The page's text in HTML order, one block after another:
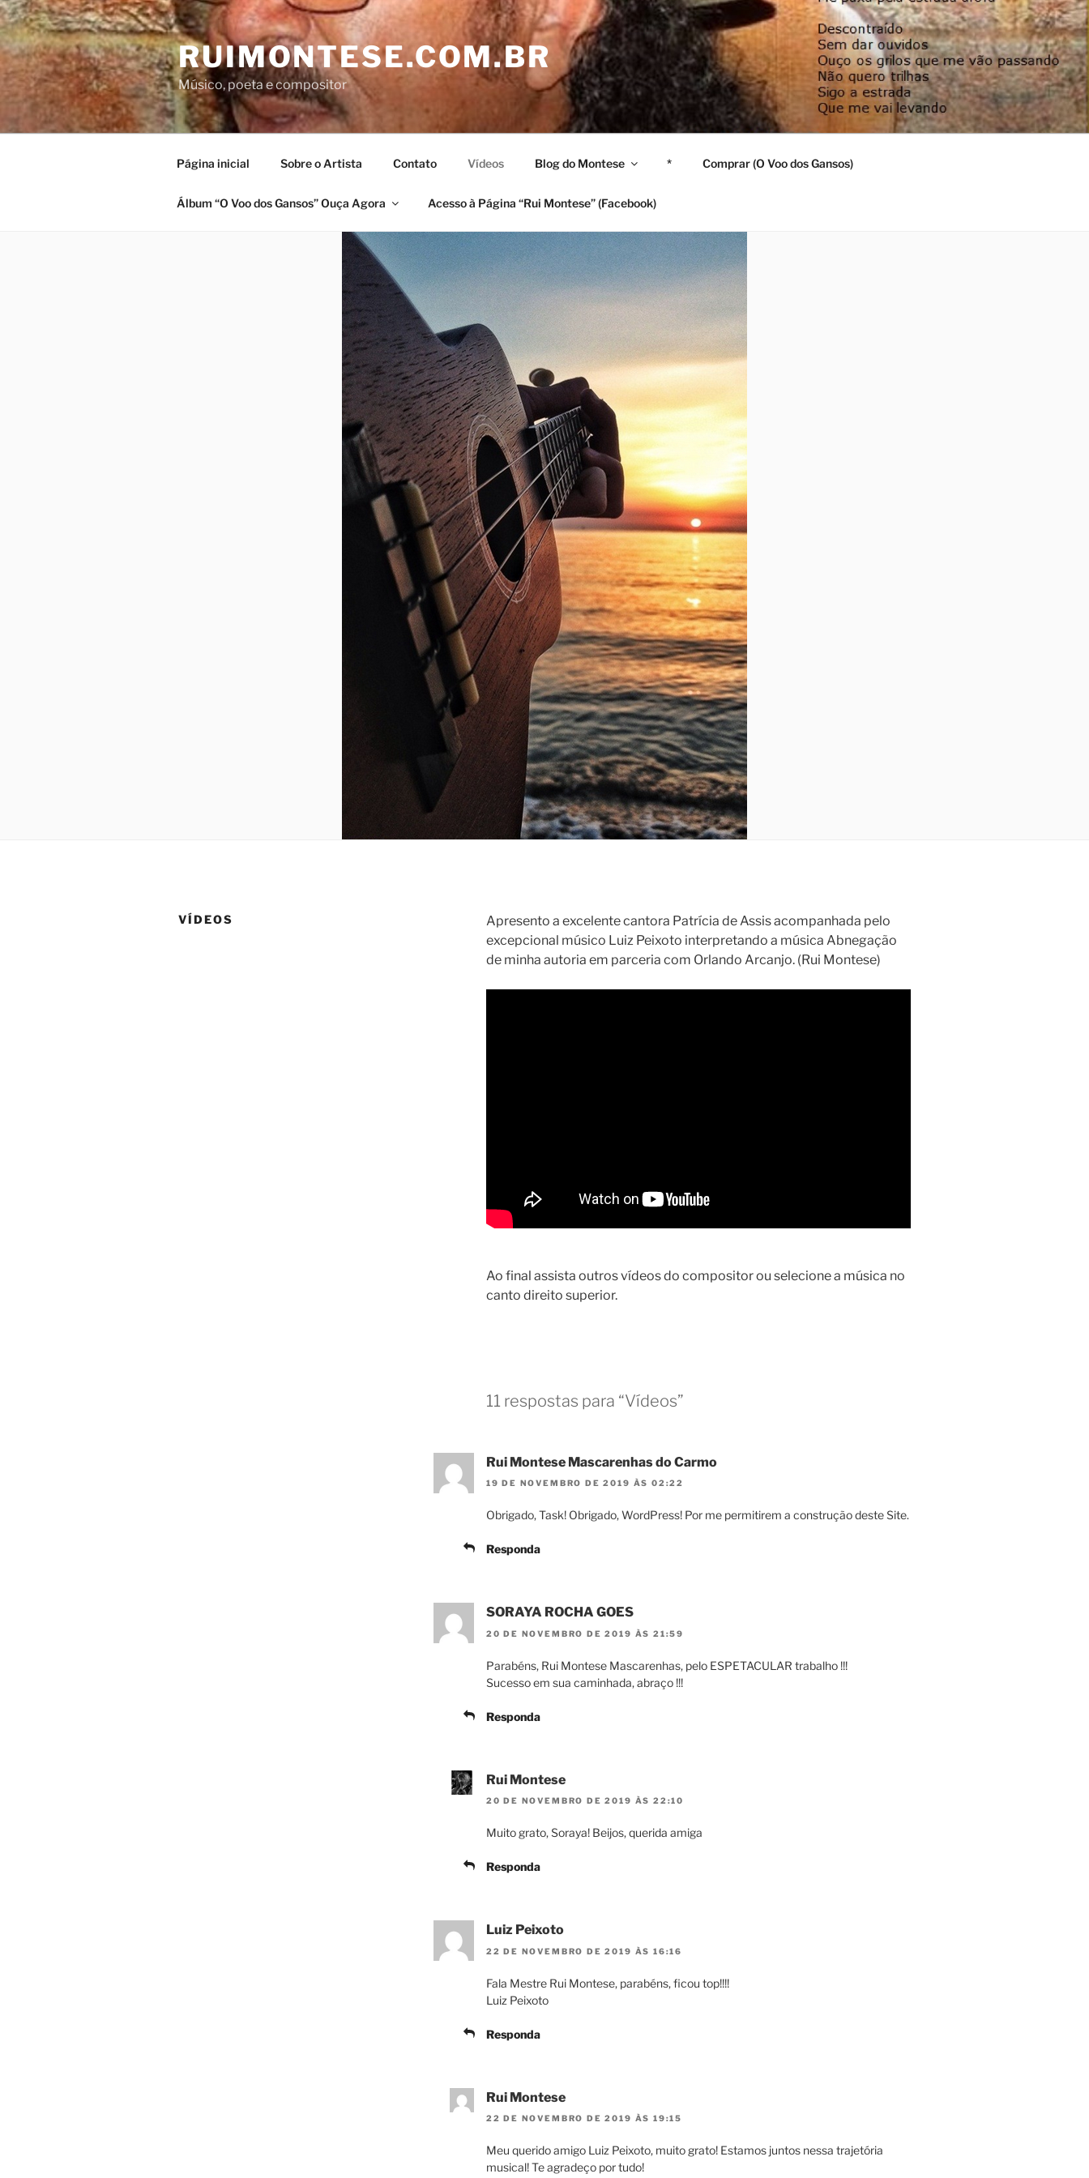
Pular
para
o
conteúdo
RUIMONTESE.COM.BR
Músico, poeta e compositor
Página inicial Sobre o Artista Contato Vídeos Blog do Montese * Comprar (O Voo dos Gansos)
Álbum “O Voo dos Gansos” Ouça Agora Acesso à Página “Rui Montese” (Facebook)
VÍDEOS
Apresento a excelente cantora Patrícia de Assis acompanhada pelo
excepcional músico Luiz Peixoto interpretando a música Abnegação
de minha autoria em parceria com Orlando Arcanjo. (Rui Montese)
Ao final assista outros vídeos do compositor ou selecione a música no
canto direito superior.
11 respostas para “Vídeos”
Rui Montese Mascarenhas do Carmo
19 DE NOVEMBRO DE 2019 ÀS 02:22
Obrigado, Task! Obrigado, WordPress! Por me permitirem a construção deste Site.
Responda
SORAYA ROCHA GOES
20 DE NOVEMBRO DE 2019 ÀS 21:59
Parabéns, Rui Montese Mascarenhas, pelo ESPETACULAR trabalho !!!
Sucesso em sua caminhada, abraço !!!
Responda
Rui Montese
20 DE NOVEMBRO DE 2019 ÀS 22:10
Muito grato, Soraya! Beijos, querida amiga
Responda
Luiz Peixoto
22 DE NOVEMBRO DE 2019 ÀS 16:16
Fala Mestre Rui Montese, parabéns, ficou top!!!!
Luiz Peixoto
Responda
Rui Montese
22 DE NOVEMBRO DE 2019 ÀS 19:15
Meu querido amigo Luiz Peixoto, muito grato! Estamos juntos nessa trajetória
musical! Te agradeço por tudo!